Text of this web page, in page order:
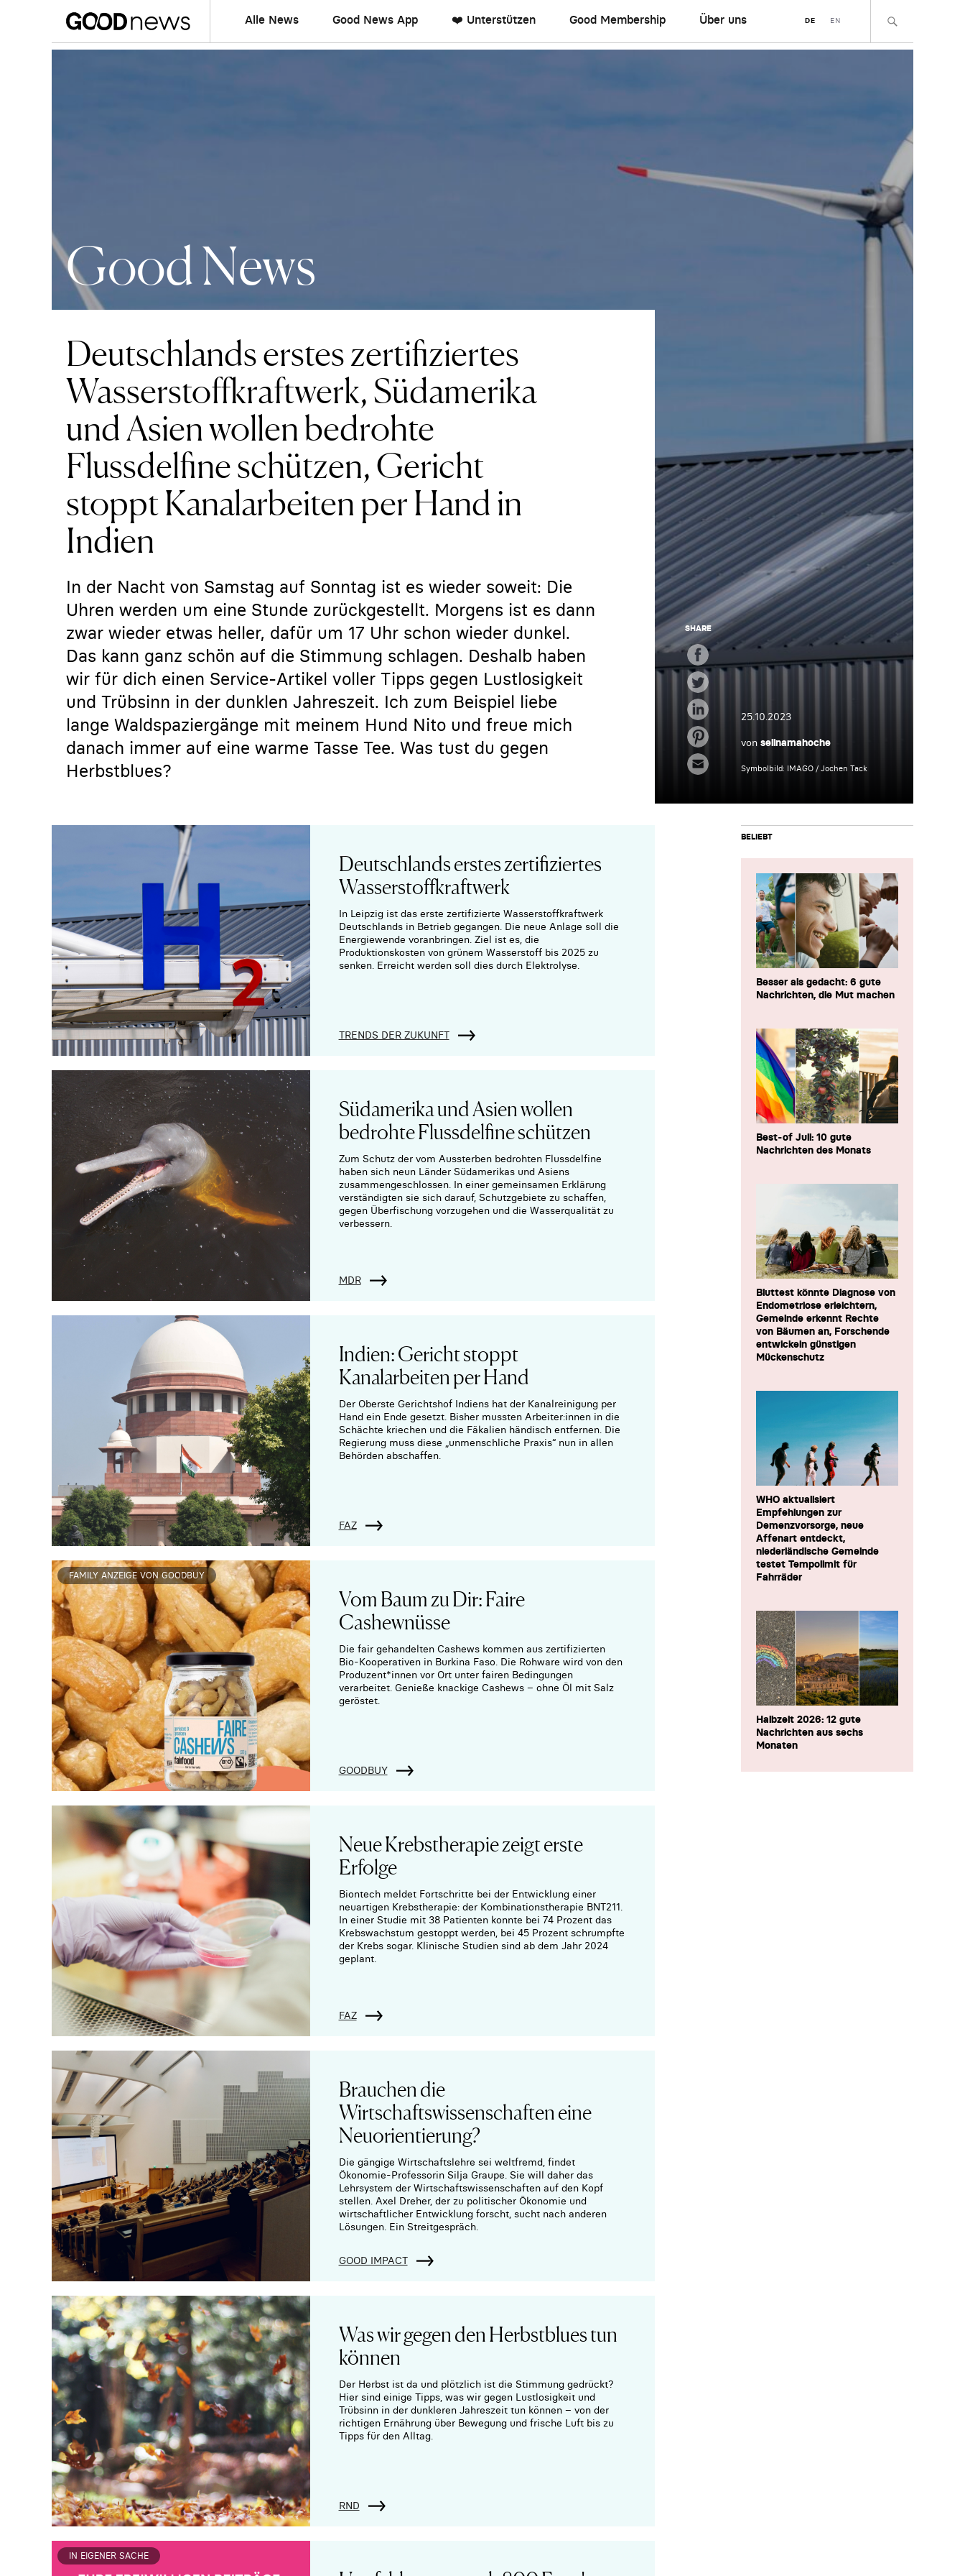
Alle News Good News App ❤️ Unterstützen Good Membership Über uns DE EN
Good News
Deutschlands erstes zertifiziertes
Wasserstoffkraftwerk, Südamerika
und Asien wollen bedrohte
Flussdelfine schützen, Gericht
stoppt Kanalarbeiten per Hand in
Indien
In der Nacht von Samstag auf Sonntag ist es wieder soweit: Die
Uhren werden um eine Stunde zurückgestellt. Morgens ist es dann
zwar wieder etwas heller, dafür um 17 Uhr schon wieder dunkel.
Das kann ganz schön auf die Stimmung schlagen. Deshalb haben
wir für dich einen Service-Artikel voller Tipps gegen Lustlosigkeit
und Trübsinn in der dunklen Jahreszeit. Ich zum Beispiel liebe
lange Waldspaziergänge mit meinem Hund Nito und freue mich
danach immer auf eine warme Tasse Tee. Was tust du gegen
Herbstblues?
SHARE
25.10.2023
von selinamahoche
Symbolbild: IMAGO / Jochen Tack
Deutschlands erstes zertifiziertes
Wasserstoffkraftwerk
In Leipzig ist das erste zertifizierte Wasserstoffkraftwerk
Deutschlands in Betrieb gegangen. Die neue Anlage soll die
Energiewende voranbringen. Ziel ist es, die
Produktionskosten von grünem Wasserstoff bis 2025 zu
senken. Erreicht werden soll dies durch Elektrolyse.
TRENDS DER ZUKUNFT
Südamerika und Asien wollen
bedrohte Flussdelfine schützen
Zum Schutz der vom Aussterben bedrohten Flussdelfine
haben sich neun Länder Südamerikas und Asiens
zusammengeschlossen. In einer gemeinsamen Erklärung
verständigten sie sich darauf, Schutzgebiete zu schaffen,
gegen Überfischung vorzugehen und die Wasserqualität zu
verbessern.
MDR
Indien: Gericht stoppt
Kanalarbeiten per Hand
Der Oberste Gerichtshof Indiens hat der Kanalreinigung per
Hand ein Ende gesetzt. Bisher mussten Arbeiter:innen in die
Schächte kriechen und die Fäkalien händisch entfernen. Die
Regierung muss diese „unmenschliche Praxis“ nun in allen
Behörden abschaffen.
FAZ
FAMILY ANZEIGE VON GOODBUY
Vom Baum zu Dir: Faire
Cashewnüsse
Die fair gehandelten Cashews kommen aus zertifizierten
Bio-Kooperativen in Burkina Faso. Die Rohware wird von den
Produzent*innen vor Ort unter fairen Bedingungen
verarbeitet. Genieße knackige Cashews – ohne Öl mit Salz
geröstet.
GOODBUY
Neue Krebstherapie zeigt erste
Erfolge
Biontech meldet Fortschritte bei der Entwicklung einer
neuartigen Krebstherapie: der Kombinationstherapie BNT211.
In einer Studie mit 38 Patienten konnte bei 74 Prozent das
Krebswachstum gestoppt werden, bei 45 Prozent schrumpfte
der Krebs sogar. Klinische Studien sind ab dem Jahr 2024
geplant.
FAZ
Brauchen die
Wirtschaftswissenschaften eine
Neuorientierung?
Die gängige Wirtschaftslehre sei weltfremd, findet
Ökonomie-Professorin Silja Graupe. Sie will daher das
Lehrsystem der Wirtschaftswissenschaften auf den Kopf
stellen. Axel Dreher, der zu politischer Ökonomie und
wirtschaftlicher Entwicklung forscht, sucht nach anderen
Lösungen. Ein Streitgespräch.
GOOD IMPACT
Was wir gegen den Herbstblues tun
können
Der Herbst ist da und plötzlich ist die Stimmung gedrückt?
Hier sind einige Tipps, was wir gegen Lustlosigkeit und
Trübsinn in der dunkleren Jahreszeit tun können – von der
richtigen Ernährung über Bewegung und frische Luft bis zu
Tipps für den Alltag.
RND
IN EIGENER SACHE
BELIEBT
Besser als gedacht: 6 gute
Nachrichten, die Mut machen
Best-of Juli: 10 gute
Nachrichten des Monats
Bluttest könnte Diagnose von
Endometriose erleichtern,
Gemeinde erkennt Rechte
von Bäumen an, Forschende
entwickeln günstigen
Mückenschutz
WHO aktualisiert
Empfehlungen zur
Demenzvorsorge, neue
Affenart entdeckt,
niederländische Gemeinde
testet Tempolimit für
Fahrräder
Halbzeit 2026: 12 gute
Nachrichten aus sechs
Monaten